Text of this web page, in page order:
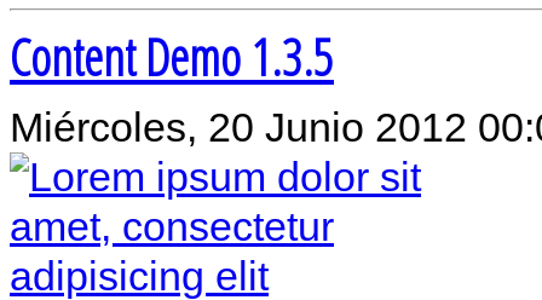
Content Demo 1.3.5
Miércoles, 20 Junio 2012